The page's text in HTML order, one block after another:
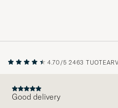
4.70/5 2463
Good delivery